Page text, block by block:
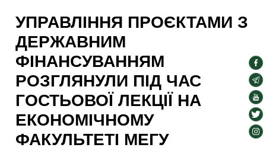
УПРАВЛІННЯ ПРОЄКТАМИ З
ДЕРЖАВНИМ
ФІНАНСУВАННЯМ
РОЗГЛЯНУЛИ ПІД ЧАС
ГОСТЬОВОЇ ЛЕКЦІЇ НА
ЕКОНОМІЧНОМУ
ФАКУЛЬТЕТІ МЕГУ